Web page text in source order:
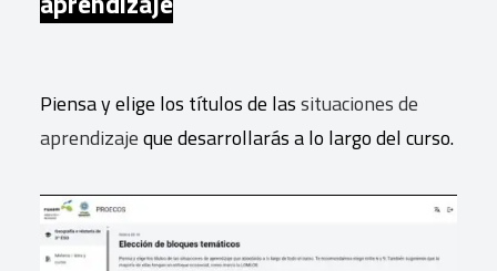
Piensa y elige los títulos de lassituaciones de
aprendizajeque desarrollarás a lo largo del curso.